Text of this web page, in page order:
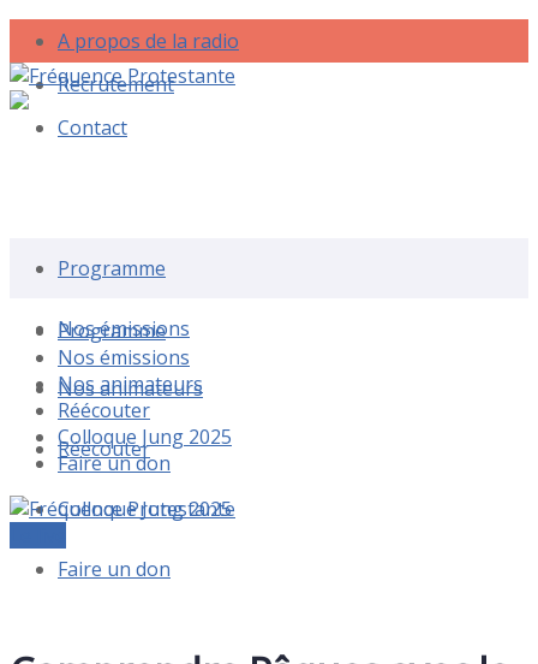
A propos de la radio
Recrutement
Contact
Programme
Nos émissions
Nos animateurs
Réécouter
Colloque Jung 2025
Faire un don
Programme
Nos émissions
Nos animateurs
Réécouter
Colloque Jung 2025
Faire un don